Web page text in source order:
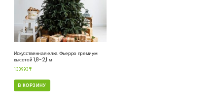
Искусственная елка Фьерро премиум
высотой 1,8-2,1 м
130993 ₸
В КОРЗИНУ